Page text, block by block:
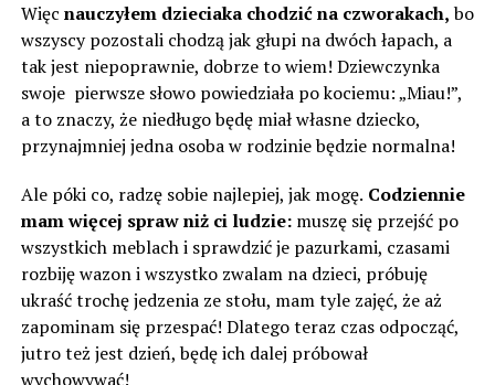
Więc nauczyłem dzieciaka chodzić na czworakach,bo
wszyscy pozostali chodzą jak głupi na dwóch łapach, a
tak jest niepoprawnie, dobrze to wiem! Dziewczynka
swoje pierwsze słowo powiedziała po kociemu: „Miau!”,
a to znaczy, że ​​niedługo będę miał własne dziecko,
przynajmniej jedna osoba w rodzinie będzie normalna!
Ale póki co, radzę sobie najlepiej, jak mogę. Codziennie
mam więcej spraw niż ci ludzie:muszę się przejść po
wszystkich meblach i sprawdzić je pazurkami, czasami
rozbiję wazon i wszystko zwalam na dzieci, próbuję
ukraść trochę jedzenia ze stołu, mam tyle zajęć, że aż
zapominam się przespać! Dlatego teraz czas odpocząć,
jutro też jest dzień, będę ich dalej próbował
wychowywać!